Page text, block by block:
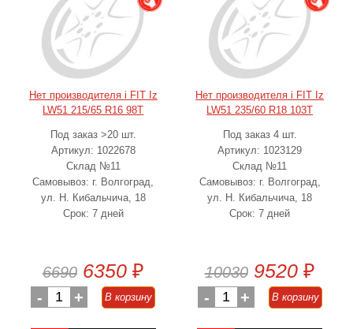
Нет производителя i FIT Iz
LW51 215/65 R16 98T
Под заказ >20 шт.
Артикул: 1022678
Склад №11
Самовывоз: г. Волгоград,
ул. Н. Кибальчича, 18
Срок: 7 дней
6690 6350 ₽
- 1 + В корзину
Нет производителя i FIT Iz
LW51 235/60 R18 103T
Под заказ 4 шт.
Артикул: 1023129
Склад №11
Самовывоз: г. Волгоград,
ул. Н. Кибальчича, 18
Срок: 7 дней
10030 9520 ₽
- 1 + В корзину